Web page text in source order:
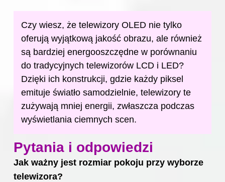
Czy wiesz, że telewizory OLED nie tylko
oferują wyjątkową jakość obrazu, ale również
są bardziej energooszczędne w porównaniu
do tradycyjnych telewizorów LCD i LED?
Dzięki ich konstrukcji, gdzie każdy piksel
emituje światło samodzielnie, telewizory te
zużywają mniej energii, zwłaszcza podczas
wyświetlania ciemnych scen.
Pytania i odpowiedzi
Jak ważny jest rozmiar pokoju przy wyborze
telewizora?